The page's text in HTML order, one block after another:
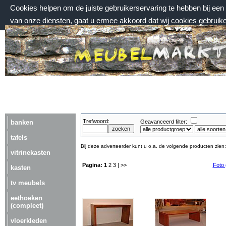
Cookies helpen om de juiste gebruikerservaring te hebben bij
van onze diensten, gaat u ermee akkoord dat wij cookies
zaterdag 8 augustus 2026, 10:54 uur
Welkom bij Meubelmarktplein.nl
banken
tafels
vitrinekasten
kasten
tv meubels
eethoeken
(compleet)
vloerkleden
Trefwoord: Geavanceerd filter:
Bij deze adverteerder kunt u o.a. de volgende producten zien:
Pagina: 1 2 3 | >> Foto